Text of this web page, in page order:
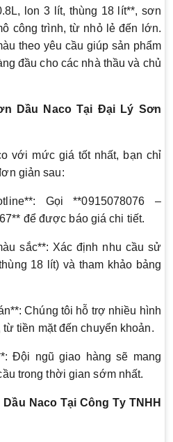
lon 3 lít, thùng 18 lít**, sơn
công trình, từ nhỏ lẻ đến lớn.
theo yêu cầu giúp sản phẩm
đầu cho các nhà thầu và chủ
Dầu Naco Tại Đại Lý Sơn
với mức giá tốt nhất, bạn chỉ
giản sau:
Gọi **0915078076 –
để được báo giá chi tiết.
sắc**: Xác định nhu cầu sử
18 lít) và tham khảo bảng
Chúng tôi hỗ trợ nhiều hình
tiền mặt đến chuyển khoản.
Đội ngũ giao hàng sẽ mang
trong thời gian sớm nhất.
Naco Tại Công Ty TNHH